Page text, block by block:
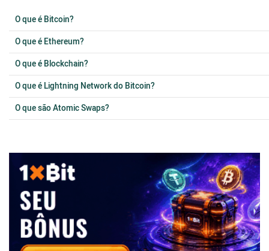
O que é Bitcoin?
O que é Ethereum?
O que é Blockchain?
O que é Lightning Network do Bitcoin?
O que são Atomic Swaps?